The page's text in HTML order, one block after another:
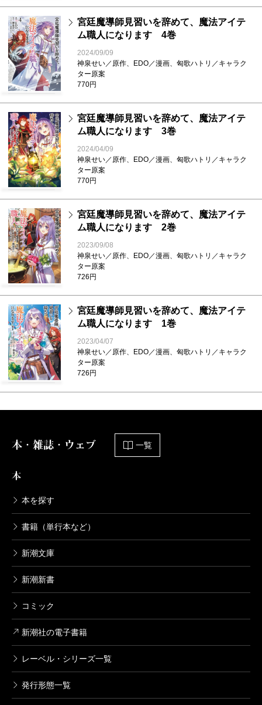
宮廷魔導師見習いを辞めて、魔法アイテ
ム職人になります 4巻
2024/09/09
神泉せい／原作、EDO／漫画、匈歌ハトリ／キャラク
ター原案
770円
宮廷魔導師見習いを辞めて、魔法アイテ
ム職人になります 3巻
2024/04/09
神泉せい／原作、EDO／漫画、匈歌ハトリ／キャラク
ター原案
770円
宮廷魔導師見習いを辞めて、魔法アイテ
ム職人になります 2巻
2023/09/08
神泉せい／原作、EDO／漫画、匈歌ハトリ／キャラク
ター原案
726円
宮廷魔導師見習いを辞めて、魔法アイテ
ム職人になります 1巻
2023/04/07
神泉せい／原作、EDO／漫画、匈歌ハトリ／キャラク
ター原案
726円
本・雑誌・ウェブ 一覧
本
本を探す
書籍（単行本など）
新潮文庫
新潮新書
コミック
新潮社の電子書籍
レーベル・シリーズ一覧
発行形態一覧